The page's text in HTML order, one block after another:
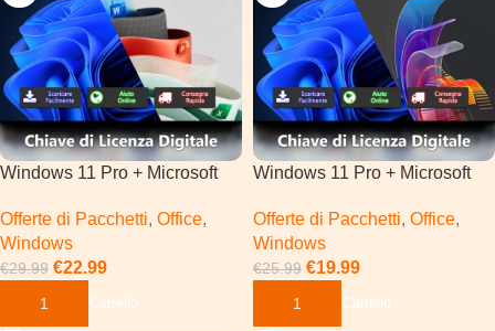
Windows 11 Pro + Microsoft
Offerte di Pacchetti, Office,
Windows
€29.99 €22.99
Aggiungi Al Carrello
Windows 11 Pro + Microsoft
Offerte di Pacchetti, Office,
Windows
€25.99 €19.99
Aggiungi Al Carrello